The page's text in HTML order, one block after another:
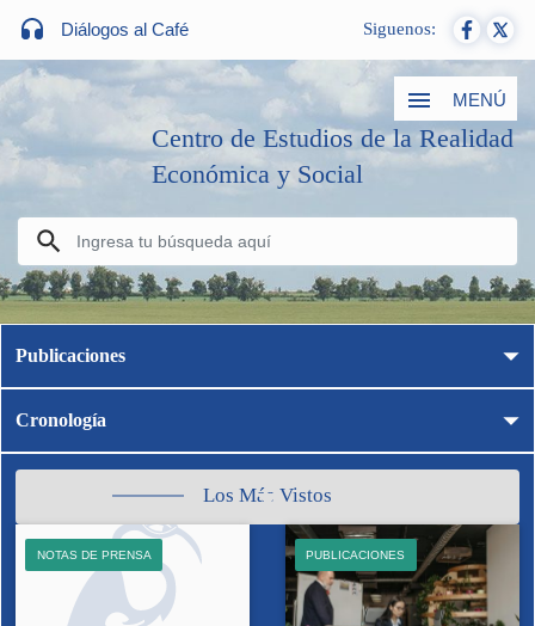
Diálogos al Café Siguenos:
MENÚ
Centro de Estudios de la Realidad
Económica y Social
Publicaciones
Cronología
Los Más Vistos
NOTAS DE PRENSA PUBLICACIONES